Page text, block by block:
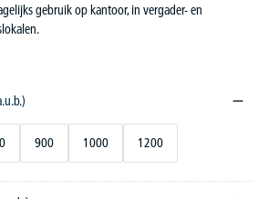
gebruik op kantoor, in vergader- en
900 1000 1200